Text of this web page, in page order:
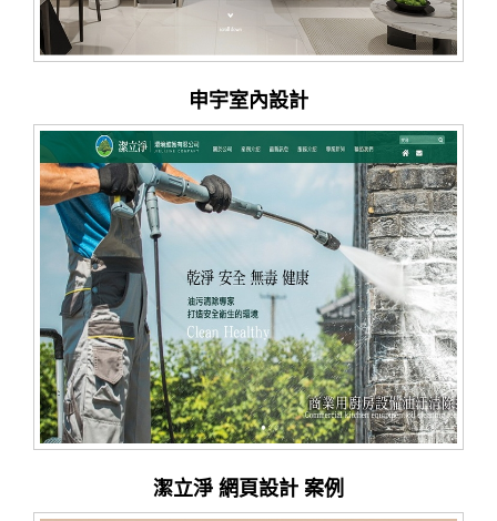
申宇室內設計
潔立淨 網頁設計 案例